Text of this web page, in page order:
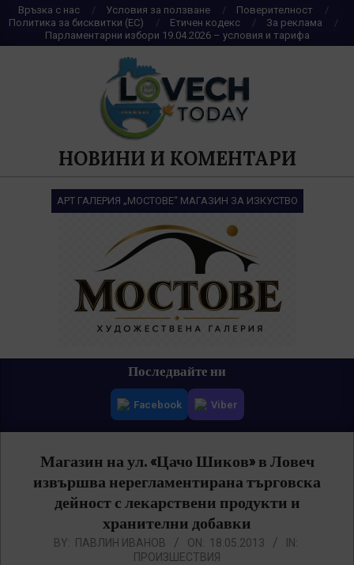
Skip
to
content
Връзка с нас Условия за ползване
Поверителност
Политика за бисквитки (ЕС)
Етичен кодекс
За реклама
Парламентарни избори 19.04.2026 – условия и тарифа
НОВИНИ И КОМЕНТАРИ
АРТ ГАЛЕРИЯ „МОСТОВЕ“ МАГАЗИН ЗА ИЗКУСТВО
Последвайте ни
Facebook Viber
Магазин на ул. «Цачо Шиков» в Ловеч
извършва нерегламентирана търговска
дейност с лекарствени продукти и
хранителни добавки
BY: ПАВЛИН ИВАНОВ ON: 18.05.2013
IN:
ПРОИЗШЕСТВИЯ